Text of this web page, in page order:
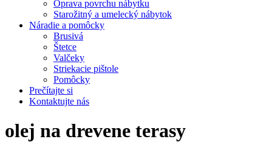
Oprava povrchu nábytku
Starožitný a umelecký nábytok
Náradie a pomôcky
Brusivá
Štetce
Valčeky
Striekacie pištole
Pomôcky
Prečítajte si
Kontaktujte nás
olej na drevene terasy